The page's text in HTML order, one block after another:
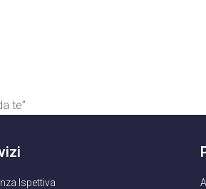
te”
Ispettiva